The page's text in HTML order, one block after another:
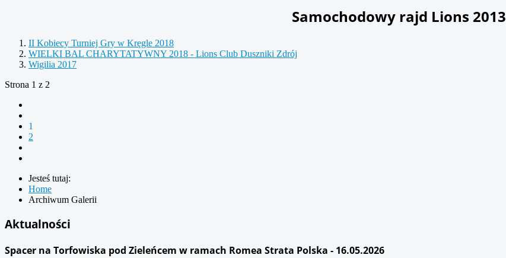
Samochodowy rajd Lions 2013
II Kobiecy Turniej Gry w Kręgle 2018
WIELKI BAL CHARYTATYWNY 2018 - Lions Club Duszniki Zdrój
Wigilia 2017
Strona 1 z 2
1
2
Jesteś tutaj:
Home
Archiwum Galerii
Aktualności
Spacer na Torfowiska pod Zieleńcem w ramach Romea Strata Polska - 16.05.2026